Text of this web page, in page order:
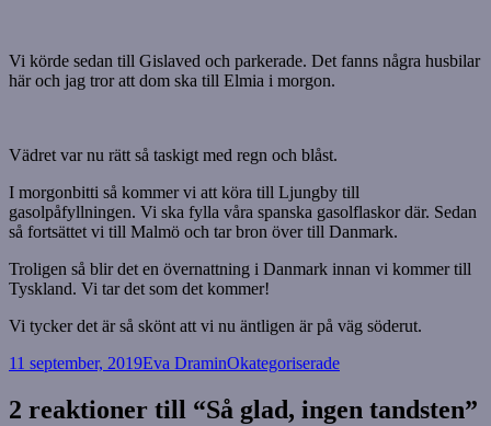
Vi körde sedan till Gislaved och parkerade. Det fanns några husbilar
här och jag tror att dom ska till Elmia i morgon.
Vädret var nu rätt så taskigt med regn och blåst.
I morgonbitti så kommer vi att köra till Ljungby till
gasolpåfyllningen. Vi ska fylla våra spanska gasolflaskor där. Sedan
så fortsättet vi till Malmö och tar bron över till Danmark.
Troligen så blir det en övernattning i Danmark innan vi kommer till
Tyskland. Vi tar det som det kommer!
Vi tycker det är så skönt att vi nu äntligen är på väg söderut.
Postat
11 september, 2019Författare
Eva DraminKategorier
Okategoriserade
2 reaktioner till “Så glad, ingen tandsten”